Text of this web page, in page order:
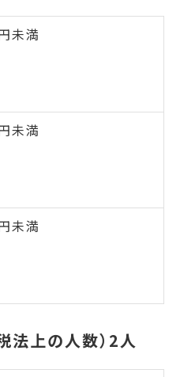
未満
未満
未満
法上の人数）2人